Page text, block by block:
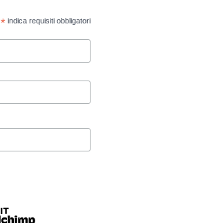
*indica requisiti obbligatori